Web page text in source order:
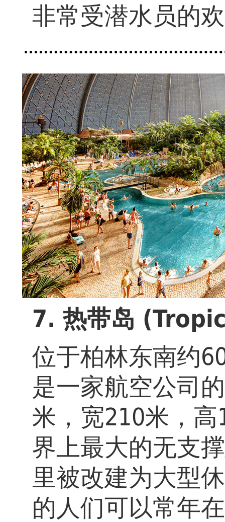
非常受潜水员的
7. 热带岛
位于柏林东南约
是一家航空公司
米，宽210米，
界上最大的无支
里被改建为大型
的人们可以常年